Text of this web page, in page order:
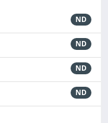
ND
ND
ND
ND